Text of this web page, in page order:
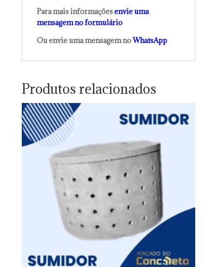
Para mais informaçõesenvie uma
mensagem no formulário
Ou envie uma mensagem noWhatsApp
Produtos relacionados